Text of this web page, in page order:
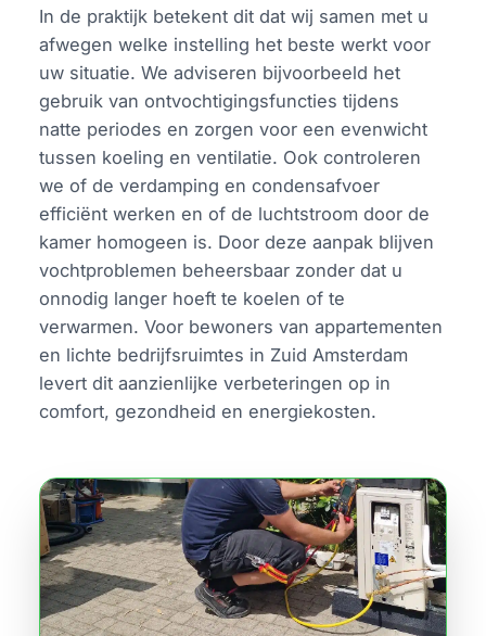
In de praktijk betekent dit dat wij samen met u
afwegen welke instelling het beste werkt voor
uw situatie. We adviseren bijvoorbeeld het
gebruik van ontvochtigingsfuncties tijdens
natte periodes en zorgen voor een evenwicht
tussen koeling en ventilatie. Ook controleren
we of de verdamping en condensafvoer
efficiënt werken en of de luchtstroom door de
kamer homogeen is. Door deze aanpak blijven
vochtproblemen beheersbaar zonder dat u
onnodig langer hoeft te koelen of te
verwarmen. Voor bewoners van appartementen
en lichte bedrijfsruimtes in Zuid Amsterdam
levert dit aanzienlijke verbeteringen op in
comfort, gezondheid en energiekosten.